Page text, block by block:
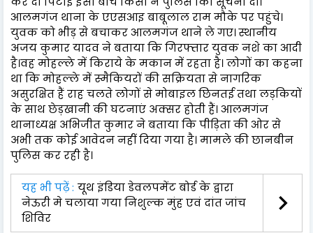
आलमगंज थाना के एएसआइ बाबूलाल राम मौके पर पहुंचे।
युवक को भीड़ से बचाकर आलमगंज थाने ले गए। स्थानीय
अजय कुमार यादव ने बताया कि गिरफ्तार युवक नशे का आदी
है।वह मोहल्ले में किराये के मकान में रहता है। लोगों का कहना
था कि मोहल्ले में स्मैकियरों की सक्रियता से नागरिक
असुरक्षित हैं राह चलते लोगों से मोबाइल छि‍नतई तथा लड़कियों
के साथ छेड़खानी की घटनाएं अक्सर होती हैं। आलमगंज
थानाध्यक्ष अभिजीत कुमार ने बताया कि पीड़िता की ओर से
अभी तक कोई आवेदन नहीं दिया गया है। मामले की छानबीन
पुलिस कर रही है।
यह भी पढ़ें : यूथ इंडिया डेवलपमेंट बोर्ड के द्वारा
नेऊरी मे चलाया गया निशुल्क मुंह एवं दांत जांच
शिविर